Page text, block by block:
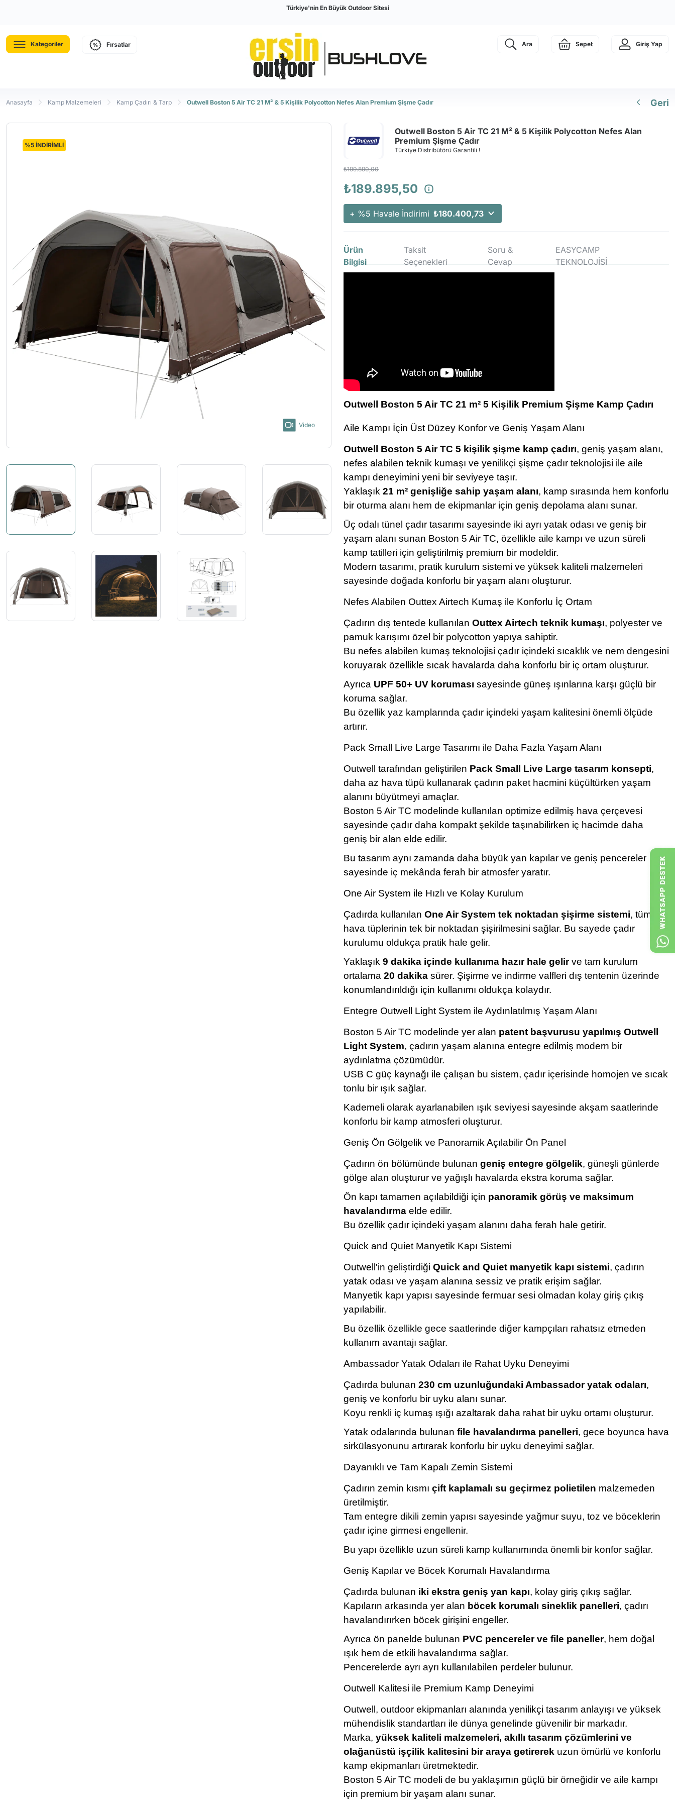
Türkiye'nin En Büyük Outdoor Sitesi
Kategoriler Fırsatlar Ara Sepet Giriş Yap
Anasayfa Kamp Malzemeleri Kamp Çadırı & Tarp Outwell Boston 5 Air TC 21 M² & 5 Kişilik Polycotton Nefes Alan Premium Şişme Çadır Geri
%5 İNDİRİMLİ
Video
Outwell Boston 5 Air TC 21 M² & 5 Kişilik Polycotton Nefes Alan
Premium Şişme Çadır
Türkiye Distribütörü Garantili !
₺199.890,00
₺189.895,50
+ %5 Havale İndirimi ₺180.400,73
Ürün
Bilgisi
Taksit
Seçenekleri
Soru &
Cevap
EASYCAMP
TEKNOLOJİSİ
Outwell Boston 5 Air TC 21 m² 5 Kişilik Premium Şişme Kamp Çadırı
Aile Kampı İçin Üst Düzey Konfor ve Geniş Yaşam Alanı
Outwell Boston 5 Air TC 5 kişilik şişme kamp çadırı, geniş yaşam alanı,
nefes alabilen teknik kumaşı ve yenilikçi şişme çadır teknolojisi ile aile
kampı deneyimini yeni bir seviyeye taşır.
Yaklaşık 21 m² genişliğe sahip yaşam alanı, kamp sırasında hem konforlu
bir oturma alanı hem de ekipmanlar için geniş depolama alanı sunar.
Üç odalı tünel çadır tasarımı sayesinde iki ayrı yatak odası ve geniş bir
yaşam alanı sunan Boston 5 Air TC, özellikle aile kampı ve uzun süreli
kamp tatilleri için geliştirilmiş premium bir modeldir.
Modern tasarımı, pratik kurulum sistemi ve yüksek kaliteli malzemeleri
sayesinde doğada konforlu bir yaşam alanı oluşturur.
Nefes Alabilen Outtex Airtech Kumaş ile Konforlu İç Ortam
Çadırın dış tentede kullanılan Outtex Airtech teknik kumaşı, polyester ve
pamuk karışımı özel bir polycotton yapıya sahiptir.
Bu nefes alabilen kumaş teknolojisi çadır içindeki sıcaklık ve nem dengesini
koruyarak özellikle sıcak havalarda daha konforlu bir iç ortam oluşturur.
Ayrıca UPF 50+ UV koruması sayesinde güneş ışınlarına karşı güçlü bir
koruma sağlar.
Bu özellik yaz kamplarında çadır içindeki yaşam kalitesini önemli ölçüde
artırır.
Pack Small Live Large Tasarımı ile Daha Fazla Yaşam Alanı
Outwell tarafından geliştirilen Pack Small Live Large tasarım konsepti,
daha az hava tüpü kullanarak çadırın paket hacmini küçültürken yaşam
alanını büyütmeyi amaçlar.
Boston 5 Air TC modelinde kullanılan optimize edilmiş hava çerçevesi
sayesinde çadır daha kompakt şekilde taşınabilirken iç hacimde daha
geniş bir alan elde edilir.
Bu tasarım aynı zamanda daha büyük yan kapılar ve geniş pencereler
sayesinde iç mekânda ferah bir atmosfer yaratır.
One Air System ile Hızlı ve Kolay Kurulum
Çadırda kullanılan One Air System tek noktadan şişirme sistemi, tüm
hava tüplerinin tek bir noktadan şişirilmesini sağlar. Bu sayede çadır
kurulumu oldukça pratik hale gelir.
Yaklaşık 9 dakika içinde kullanıma hazır hale gelirve tam kurulum
ortalama 20 dakika sürer. Şişirme ve indirme valfleri dış tentenin üzerinde
konumlandırıldığı için kullanımı oldukça kolaydır.
Entegre Outwell Light System ile Aydınlatılmış Yaşam Alanı
Boston 5 Air TC modelinde yer alan patent başvurusu yapılmış Outwell
Light System, çadırın yaşam alanına entegre edilmiş modern bir
aydınlatma çözümüdür.
USB C güç kaynağı ile çalışan bu sistem, çadır içerisinde homojen ve sıcak
tonlu bir ışık sağlar.
Kademeli olarak ayarlanabilen ışık seviyesi sayesinde akşam saatlerinde
konforlu bir kamp atmosferi oluşturur.
Geniş Ön Gölgelik ve Panoramik Açılabilir Ön Panel
Çadırın ön bölümünde bulunan geniş entegre gölgelik, güneşli günlerde
gölge alan oluşturur ve yağışlı havalarda ekstra koruma sağlar.
Ön kapı tamamen açılabildiği için panoramik görüş ve maksimum
havalandırma elde edilir.
Bu özellik çadır içindeki yaşam alanını daha ferah hale getirir.
Quick and Quiet Manyetik Kapı Sistemi
Outwell'in geliştirdiği Quick and Quiet manyetik kapı sistemi, çadırın
yatak odası ve yaşam alanına sessiz ve pratik erişim sağlar.
Manyetik kapı yapısı sayesinde fermuar sesi olmadan kolay giriş çıkış
yapılabilir.
Bu özellik özellikle gece saatlerinde diğer kampçıları rahatsız etmeden
kullanım avantajı sağlar.
Ambassador Yatak Odaları ile Rahat Uyku Deneyimi
Çadırda bulunan 230 cm uzunluğundaki Ambassador yatak odaları,
geniş ve konforlu bir uyku alanı sunar.
Koyu renkli iç kumaş ışığı azaltarak daha rahat bir uyku ortamı oluşturur.
Yatak odalarında bulunan file havalandırma panelleri, gece boyunca hava
sirkülasyonunu artırarak konforlu bir uyku deneyimi sağlar.
Dayanıklı ve Tam Kapalı Zemin Sistemi
Çadırın zemin kısmı çift kaplamalı su geçirmez polietilen malzemeden
üretilmiştir.
Tam entegre dikili zemin yapısı sayesinde yağmur suyu, toz ve böceklerin
çadır içine girmesi engellenir.
Bu yapı özellikle uzun süreli kamp kullanımında önemli bir konfor sağlar.
Geniş Kapılar ve Böcek Korumalı Havalandırma
Çadırda bulunan iki ekstra geniş yan kapı, kolay giriş çıkış sağlar.
Kapıların arkasında yer alan böcek korumalı sineklik panelleri, çadırı
havalandırırken böcek girişini engeller.
Ayrıca ön panelde bulunan PVC pencereler ve file paneller, hem doğal
ışık hem de etkili havalandırma sağlar.
Pencerelerde ayrı ayrı kullanılabilen perdeler bulunur.
Outwell Kalitesi ile Premium Kamp Deneyimi
Outwell, outdoor ekipmanları alanında yenilikçi tasarım anlayışı ve yüksek
mühendislik standartları ile dünya genelinde güvenilir bir markadır.
Marka, yüksek kaliteli malzemeleri, akıllı tasarım çözümlerini ve
olağanüstü işçilik kalitesini bir araya getirerek uzun ömürlü ve konforlu
kamp ekipmanları üretmektedir.
Boston 5 Air TC modeli de bu yaklaşımın güçlü bir örneğidir ve aile kampı
için premium bir yaşam alanı sunar.